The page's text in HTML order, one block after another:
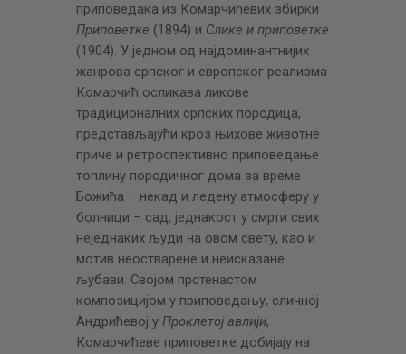
приповедака из Комарчићевих збирки
Приповетке (1894) и Слике и приповетке
(1904). У једном од најдоминантнијих
жанрова српског и европског реализма
Комарчић осликава ликове
традиционалних српских породица,
представљајући кроз њихове животне
приче и ретроспективно приповедање
топлину породичног дома за време
Божића – некад и ледену атмосферу у
болници – сад, једнакост у смрти свих
неједнаких људи на овом свету, као и
мотив неостварене и неисказане
љубави. Својом прстенастом
композицијом у приповедању, сличној
Андрићевој у Проклетој авлији,
Комарчићеве приповетке добијају на